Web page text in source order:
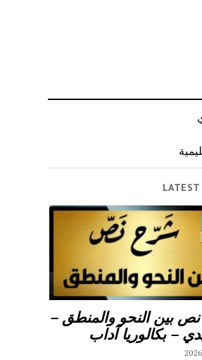
بين النحو والمنطق –
– بكالوريا آداب